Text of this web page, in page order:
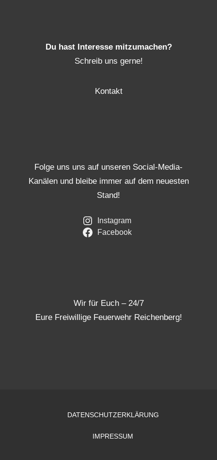
Du hast Interesse mitzumachen?
Schreib uns gerne!
Kontakt
Folge uns uns auf unseren Social-Media-
Kanälen und bleibe immer auf dem neuesten
Stand!
Instagram
Facebook
Wir für Euch – 24/7
Eure Freiwillige Feuerwehr Reichenberg!
DATENSCHUTZERKLÄRUNG
IMPRESSUM